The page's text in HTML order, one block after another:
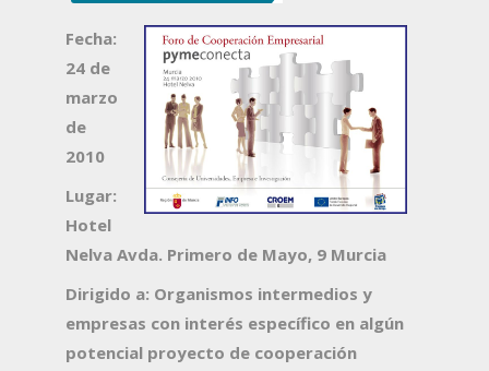
Fecha:
24 de
marzo
de
2010
Lugar:
Hotel
Nelva Avda. Primero de Mayo, 9 Murcia
Dirigido a: Organismos intermedios y
empresas con interés específico en algún
potencial proyecto de cooperación